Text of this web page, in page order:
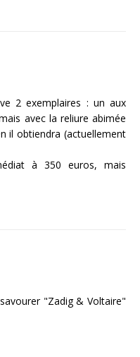
2 exemplaires : un aux
avec la reliure abimée
il obtiendra (actuellement
à 350 euros, mais
"Zadig & Voltaire"